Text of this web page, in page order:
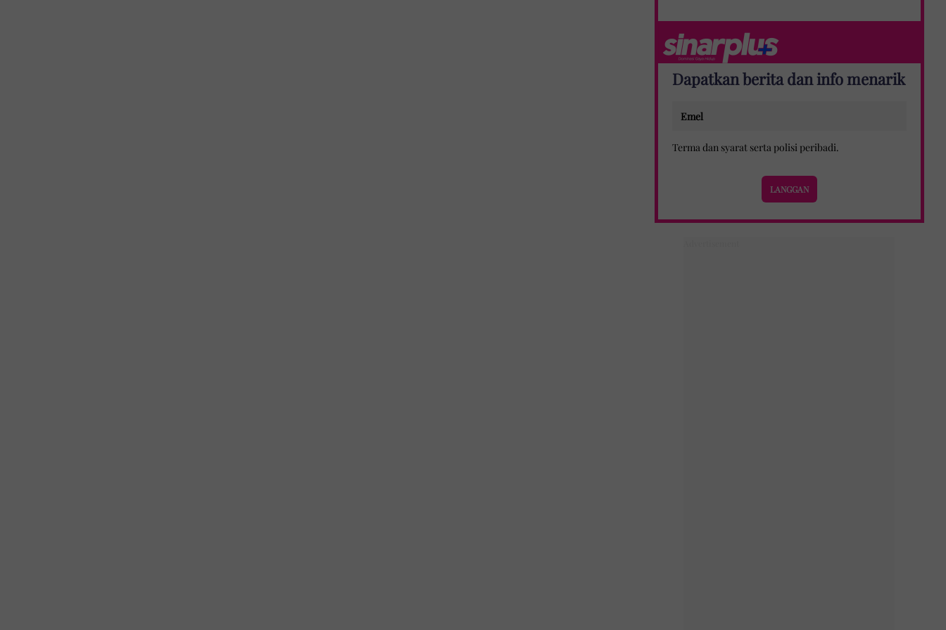
Dapatkan berita dan info menarik
Terma dan syaratserta polisi peribadi.